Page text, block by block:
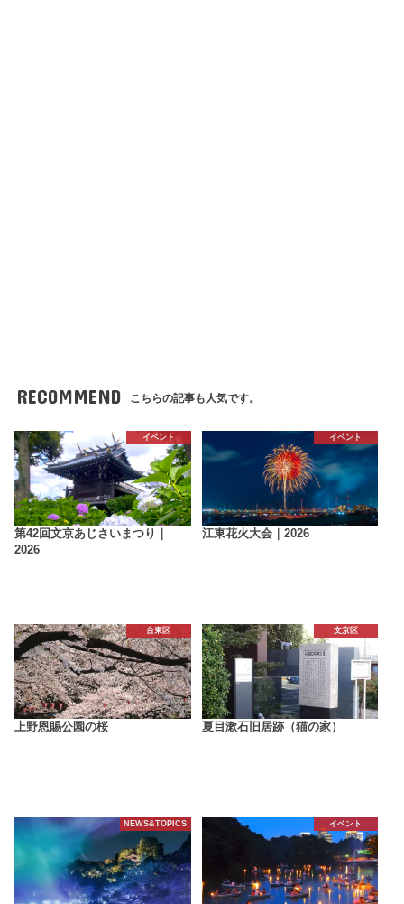
RECOMMEND こちらの記事も人気です。
イベント
第42回文京あじさいまつり｜
2026
イベント
江東花火大会｜2026
台東区
上野恩賜公園の桜
文京区
夏目漱石旧居跡（猫の家）
NEWS&TOPICS イベント